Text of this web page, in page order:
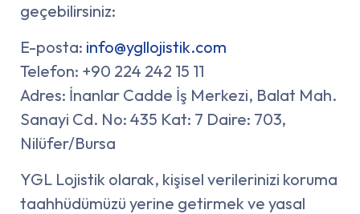
geçebilirsiniz:
E-posta: info@ygllojistik.com
Telefon: +90 224 242 15 11
Adres: İnanlar Cadde İş Merkezi, Balat Mah.
Sanayi Cd. No: 435 Kat: 7 Daire: 703,
Nilüfer/Bursa
YGL Lojistik olarak, kişisel verilerinizi koruma
taahhüdümüzü yerine getirmek ve yasal